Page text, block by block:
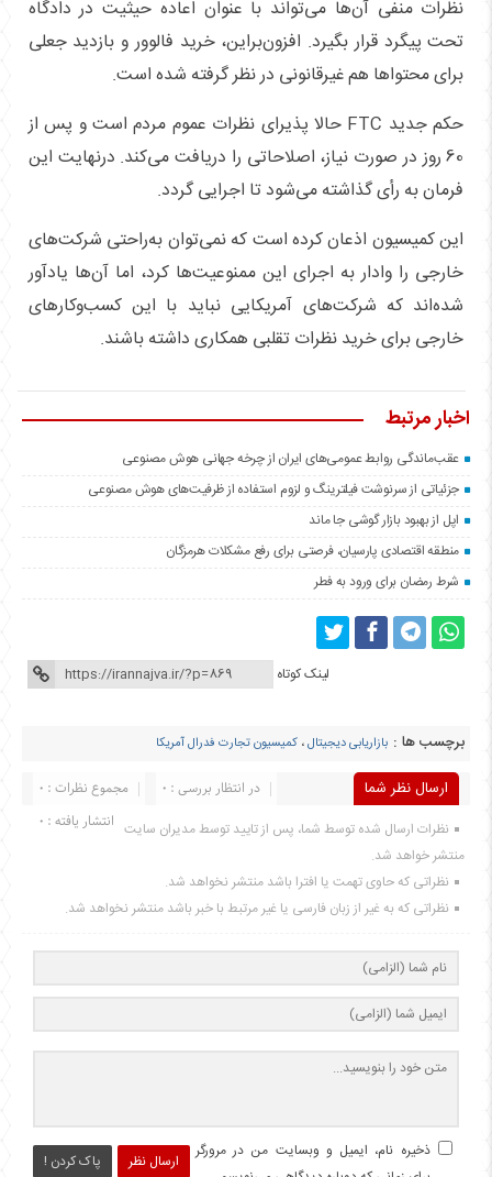
نظرات منفی آن‌ها می‌تواند با عنوان اعاده حیثیت در دادگاه
تحت پیگرد قرار بگیرد. افزون‌براین، خرید فالوور و بازدید جعلی
برای محتواها هم غیرقانونی در نظر گرفته شده است.
حکم جدید FTC حالا پذیرای نظرات عموم مردم است و پس از
60 روز در صورت نیاز، اصلاحاتی را دریافت می‌کند. درنهایت این
فرمان به رأی گذاشته می‌شود تا اجرایی گردد.
این کمیسیون اذعان کرده است که نمی‌توان به‌راحتی شرکت‌های
خارجی را وادار به اجرای این ممنوعیت‌ها کرد، اما آن‌ها یادآور
شده‌اند که شرکت‌های آمریکایی نباید با این کسب‌وکارهای
خارجی برای خرید نظرات تقلبی همکاری داشته باشند.
اخبار مرتبط
عقب‌ماندگی روابط عمومی‌های ایران از چرخه جهانی هوش مصنوعی
جزئیاتی از سرنوشت فیلترینگ و لزوم استفاده از ظرفیت‌های هوش مصنوعی
اپل از بهبود بازار گوشی جا ماند
منطقه اقتصادی پارسیان، فرصتی برای رفع مشکلات هرمزگان
شرط رمضان برای ورود به فطر
لینک کوتاه
برچسب ها : بازاریابی دیجیتال، کمیسیون تجارت فدرال آمریکا
ارسال نظر شما مجموع نظرات : 0
در انتظار بررسی : 0
انتشار یافته : 0 نظرات ارسال شده توسط شما، پس از تایید توسط مدیران سایت
منتشر خواهد شد.
نظراتی که حاوی تهمت یا افترا باشد منتشر نخواهد شد.
نظراتی که به غیر از زبان فارسی یا غیر مرتبط با خبر باشد منتشر نخواهد شد.
ارسال نظر پاک کردن !
ذخیره نام، ایمیل و وبسایت من در مرورگر